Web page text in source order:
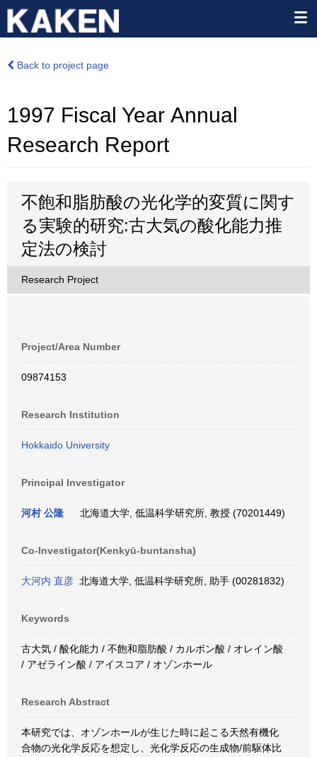
Back to project page
1997 Fiscal Year Annual
Research Report
不飽和脂肪酸の光化学的変質に関す
る実験的研究:古大気の酸化能力推
定法の検討
Research Project
Project/Area Number
09874153
Research Institution
Hokkaido University
Principal Investigator
河村 公隆 北海道大学, 低温科学研究所, 教授 (70201449)
Co-Investigator(Kenkyū-buntansha)
大河内 直彦 北海道大学, 低温科学研究所, 助手 (00281832)
Keywords
古大気 / 酸化能力 / 不飽和脂肪酸 / カルボン酸 / オレイン酸
/ アゼライン酸 / アイスコア / オゾンホール
Research Abstract
本研究では、オゾンホールが生じた時に起こる天然有機化
合物の光化学反応を想定し、光化学反応の生成物/前駆体比